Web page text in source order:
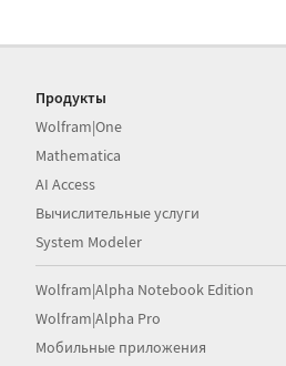
Продукты
Wolfram|One
Mathematica
AI Access
Вычислительные услуги
System Modeler
Wolfram|Alpha Notebook Edition
Wolfram|Alpha Pro
Мобильные приложения